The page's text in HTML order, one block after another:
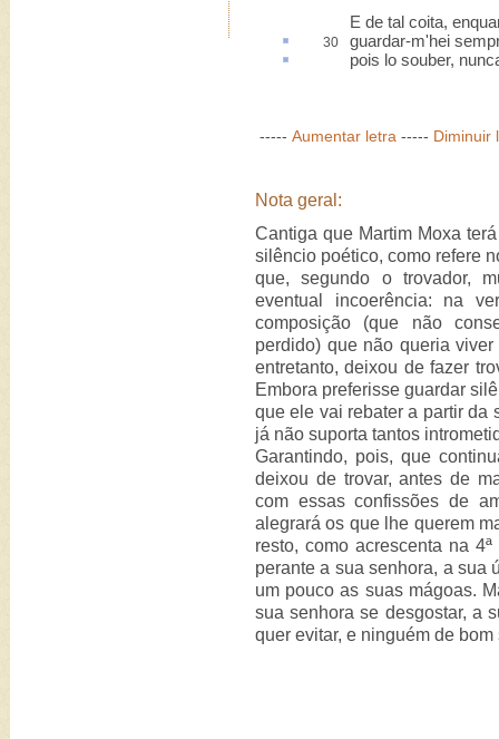
E de tal coita,
30
guardar-m'hei
pois lo souber,
----- Aumentar letra ----- Diminuir
Nota geral:
Cantiga que Martim Moxa
silêncio poético, como refere
que, segundo o trovador,
eventual incoerência: na
composição (que não
perdido) que não queria
entretanto, deixou de fazer
Embora preferisse guardar
que ele vai rebater a partir da
já não suporta tantos
Garantindo, pois, que
deixou de trovar, antes de
com essas confissões de
alegrará os que lhe querem
resto, como acrescenta na
perante a sua senhora, a sua
um pouco as suas mágoas.
sua senhora se desgostar, a
quer evitar, e ninguém de